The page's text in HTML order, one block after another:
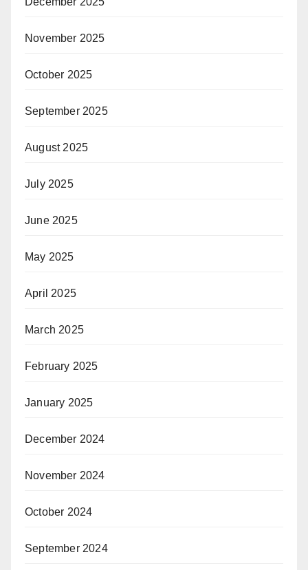
November 2025
October 2025
September 2025
August 2025
July 2025
June 2025
May 2025
April 2025
March 2025
February 2025
January 2025
December 2024
November 2024
October 2024
September 2024